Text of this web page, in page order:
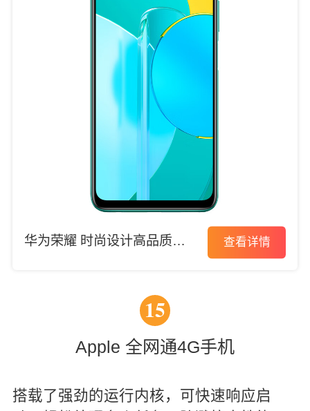
华为荣耀 时尚设计高品质手
查看详情
15
Apple 全网通4G手机
搭载了强劲的运行内核，可快速响应启